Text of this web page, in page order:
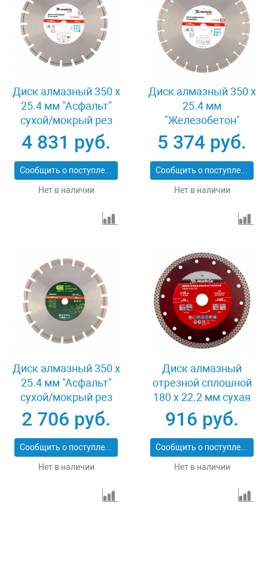
Диск алмазный 350 х
25.4 мм "Асфальт"
сухой/мокрый рез
Pro Matrix 731073
4 831 руб.
Сообщить о поступлении
Нет в наличии
Диск алмазный 350 х
25.4 мм
"Железобетон"
сухой/мокрый рез
Pro Matrix 731103
5 374 руб.
Сообщить о поступлении
Нет в наличии
Диск алмазный 350 х
25.4 мм "Асфальт"
сухой/мокрый рез
Сибртех 731013
2 706 руб.
Сообщить о поступлении
Нет в наличии
Диск алмазный
отрезной сплошной
180 х 22.2 мм сухая
резка Matrix
Professional 73128
916 руб.
Сообщить о поступлении
Нет в наличии